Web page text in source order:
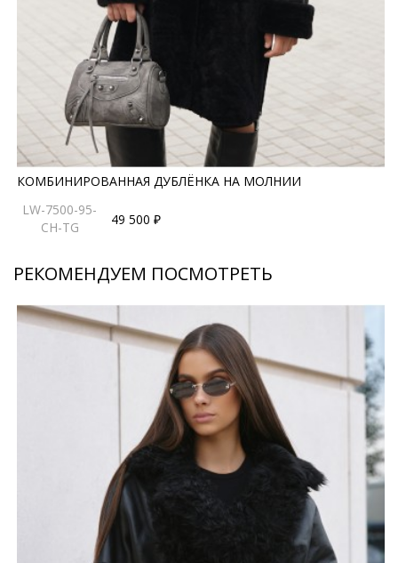
КОМБИНИРОВАННАЯ ДУБЛЁНКА НА МОЛНИИ
LW-7500-95-
CH-TG
49 500 ₽
РЕКОМЕНДУЕМ ПОСМОТРЕТЬ